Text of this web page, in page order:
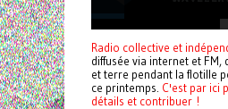
Radio collective et
diffusée via internet et FM,
et terre pendant la flotille
ce printemps. C'est par ici
détails et contribuer !